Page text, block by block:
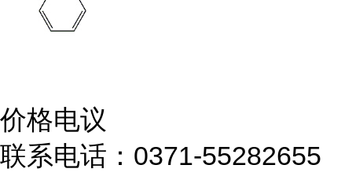
价格电议
联系电话：0371-55282655